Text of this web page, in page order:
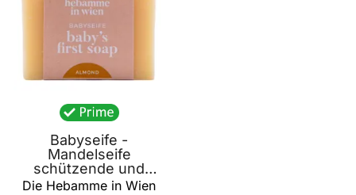
Babyseife -
Mandelseife
schützende und
ausgleichende Pflege
Die Hebamme in Wien